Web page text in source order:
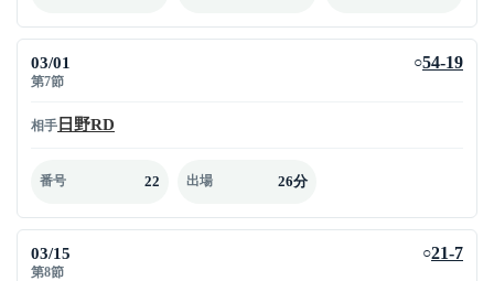
03/01
第7節
○54-19
相手 日野RD
番号 22 出場 26分
03/15
第8節
○21-7